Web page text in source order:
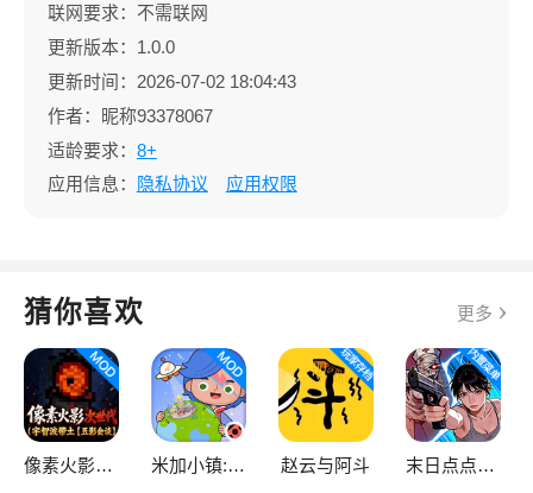
联网要求：不需联网
更新版本：1.0.0
更新时间：2026-07-02 18:04:43
作者：昵称93378067
适龄要求： 8+
应用信息：
隐私协议 应用权限
猜你喜欢 更多
像素火影次世代 米加小镇:世界 赵云与阿斗 末日点点（辅助菜单）